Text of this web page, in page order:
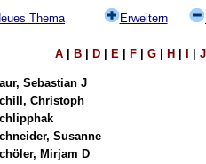
Thema
Erweitern
A| B| D| E| F| G| H J
Sebastian J
Christoph
Susanne
Mirjam D